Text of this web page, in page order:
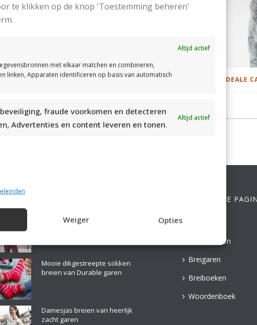
te klikken op de knop 'Toestemming beheren'
Altijd actief
met elkaar matchen en combineren,
linken, Apparaten identificeren op basis van automatisch
fraude voorkomen en detecteren
Advertenties en content leveren en tonen.
Altijd actief
Weiger Opties
MOOIE DIKGESTREEPTE SOKKEN BREIEN VAN DURABLE GAREN
PATRONEN:
Mooie ruimvallende coltrui breien
Mooie dikgestreepte sokken
breien van Durable garen
Damesjas breien van heerlijk
zacht garen
BELANGRIJKE
Leren Breien
Breigaren
Breiboeken
Woordenboek